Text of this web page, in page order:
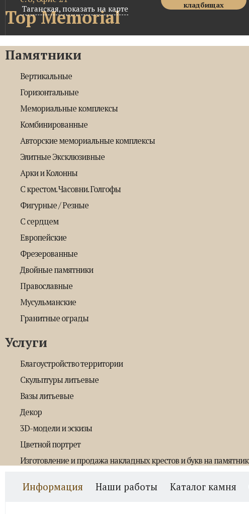
Top Memorial
Таганская, показать на карте кладбищах
Памятники
Вертикальные
Горизонтальные
Мемориальные комплексы
Комбинированные
Авторские мемориальные комплексы
Элитные Эксклюзивные
Арки и Колонны
С крестом. Часовни. Голгофы
Фигурные / Резные
С сердцем
Европейские
Фрезерованные
Двойные памятники
Православные
Мусульманские
Гранитные ограды
Услуги
Благоустройство территории
Скульптуры литьевые
Вазы литьевые
Декор
3D-модели и эскизы
Цветной портрет
Изготовление и продажа накладных крестов и букв на памятник
Информация Наши работы Каталог камня